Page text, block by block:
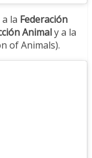
la Federación
Animaly a la
of Animals).